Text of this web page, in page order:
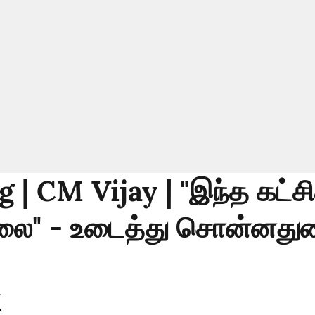
| CM Vijay | "இந்த
- உடைத்து